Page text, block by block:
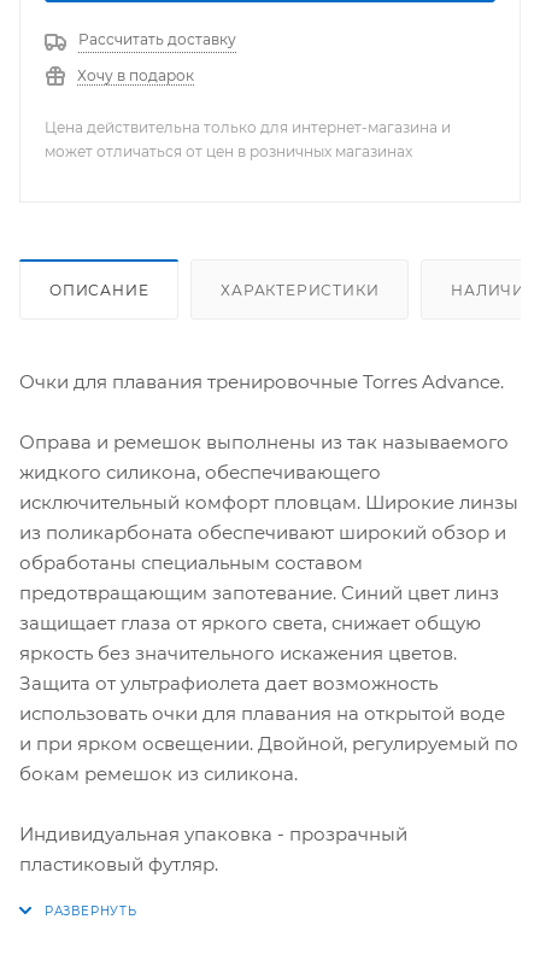
Рассчитать доставку
Хочу в подарок
Цена действительна только для интернет-магазина и
может отличаться от цен в розничных магазинах
ОПИСАНИЕ ХАРАКТЕРИСТИКИ НАЛИЧИЕ
Очки для плавания тренировочные Torres Advance.
Оправа и ремешок выполнены из так называемого
жидкого силикона, обеспечивающего
исключительный комфорт пловцам. Широкие линзы
из поликарбоната обеспечивают широкий обзор и
обработаны специальным составом
предотвращающим запотевание. Синий цвет линз
защищает глаза от яркого света, снижает общую
яркость без значительного искажения цветов.
Защита от ультрафиолета дает возможность
использовать очки для плавания на открытой воде
и при ярком освещении. Двойной, регулируемый по
бокам ремешок из силикона.
Индивидуальная упаковка - прозрачный
пластиковый футляр.